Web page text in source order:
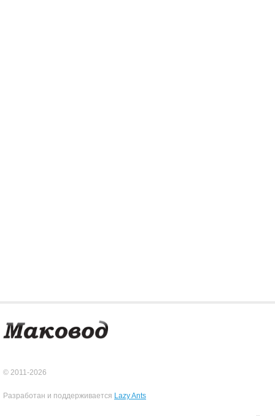
© 2011-2026
Разработан и поддерживается Lazy Ants